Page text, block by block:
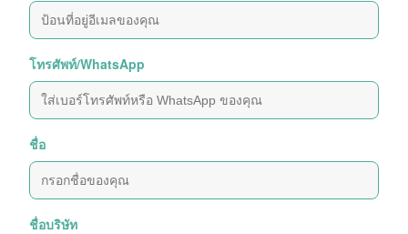
โทรศัพท์/WhatsApp
ชื่อ
ชื่อบริษัท